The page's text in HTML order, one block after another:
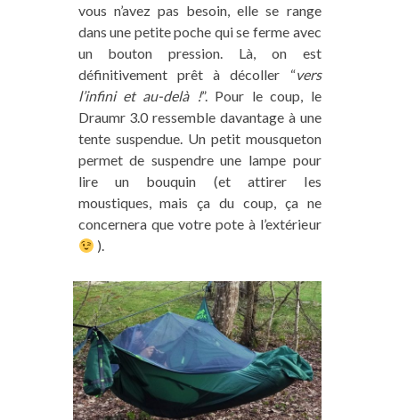
vous n’avez pas besoin, elle se range
dans une petite poche qui se ferme avec
un bouton pression. Là, on est
définitivement prêt à décoller “vers
l’infini et au-delà !”. Pour le coup, le
Draumr 3.0 ressemble davantage à une
tente suspendue. Un petit mousqueton
permet de suspendre une lampe pour
lire un bouquin (et attirer les
moustiques, mais ça du coup, ça ne
concernera que votre pote à l’extérieur
).